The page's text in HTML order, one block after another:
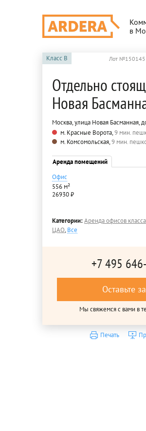
в
Класс B Лот №150145
Отдельно
Новая
Москва, улица Новая Басманная,
м. Красные Ворота,9 мин.
м. Комсомольская,9 мин.
Аренда помещений
Офис
556 м²
26930 ₽
Категории:Аренда офисов
ЦАО,Все
+7 495
Оставьте
Мы свяжемся с вами в
Печать